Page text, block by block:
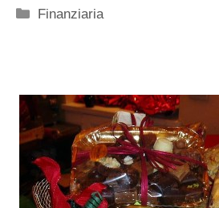
Categorie
Finanziaria